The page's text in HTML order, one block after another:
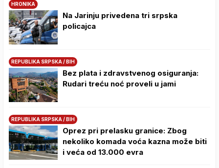
HRONIKA
Na Јarinju privedena tri srpska
policajca
REPUBLIKA SRPSKA / BIH
Bez plata i zdravstvenog osiguranja:
Rudari treću noć proveli u jami
REPUBLIKA SRPSKA / BIH
Oprez pri prelasku granice: Zbog
nekoliko komada voća kazna može biti
i veća od 13.000 evra